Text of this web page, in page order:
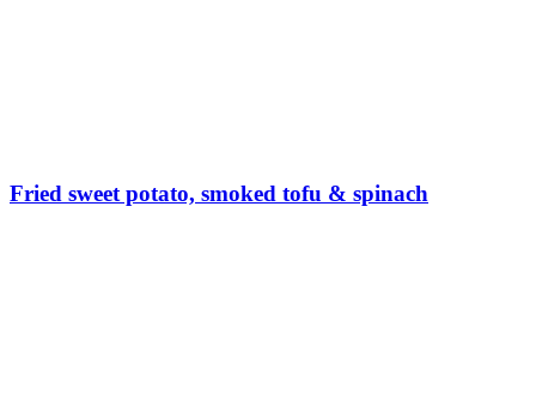
Fried sweet potato, smoked tofu & spinach